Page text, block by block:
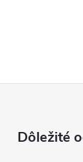
Dôležité